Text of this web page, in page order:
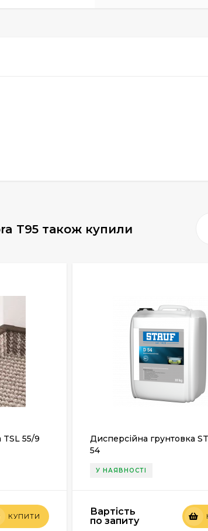
T95 також купили
55/9
КУПИТИ
Дисперсійна грунтовка
54
У НАЯВНОСТІ
Вартість
по запиту